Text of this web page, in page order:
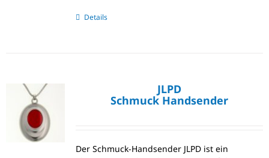
Details
JLPD
Schmuck Handsender
Der Schmuck-Handsender JLPD ist ein